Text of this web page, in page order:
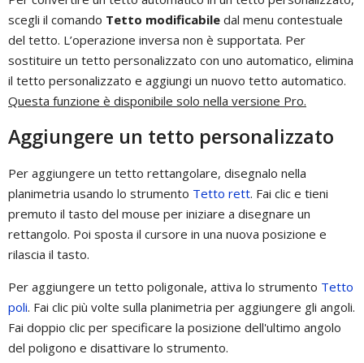
scegli il comando Tetto modificabile dal menu contestuale
del tetto. L’operazione inversa non è supportata. Per
sostituire un tetto personalizzato con uno automatico, elimina
il tetto personalizzato e aggiungi un nuovo tetto automatico.
Questa funzione è disponibile solo nella versione Pro.
Aggiungere un tetto personalizzato
Per aggiungere un tetto rettangolare, disegnalo nella
planimetria usando lo strumento Tetto rett. Fai clic e tieni
premuto il tasto del mouse per iniziare a disegnare un
rettangolo. Poi sposta il cursore in una nuova posizione e
rilascia il tasto.
Per aggiungere un tetto poligonale, attiva lo strumento Tetto
poli. Fai clic più volte sulla planimetria per aggiungere gli angoli.
Fai doppio clic per specificare la posizione dell'ultimo angolo
del poligono e disattivare lo strumento.